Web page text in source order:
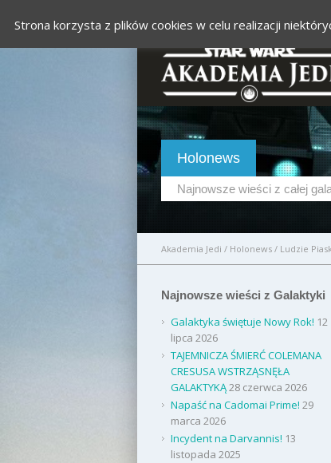
Holonews
Najnowsze wieści z całej
Akademia Jedi / Holonews / Ludzie
Najnowsze wieści z Galaktyki
Galaktyka świętuje Nowy Rok! 12
lipca 2026
TAJEMNICZA ŚMIERĆ COLEMANA
CRESUSA WSTRZĄSNĘŁA
GALAKTYKĄ28 czerwca 2026
Napaść na Cadomai Prime! 29
marca 2026
Incydent na Darvannis! 13
listopada 2025
Strona korzysta z plików cookies w celu realizacji